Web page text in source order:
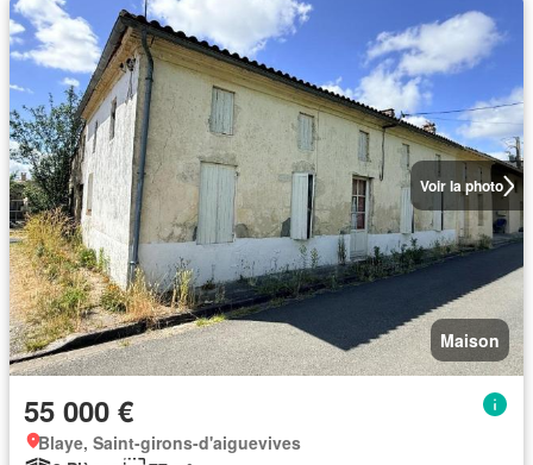
Voir la photo
Maison
55 000 €
Blaye, Saint-girons-d'aiguevives